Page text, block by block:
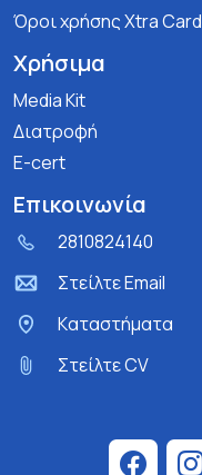
Όροι χρήσης Xtra Card
Χρήσιμα
Media Kit
Διατροφή
E-cert
Επικοινωνία
2810824140
Στείλτε Email
Kαταστήματα
Στείλτε CV